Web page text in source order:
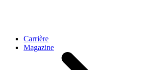
Carrière
Magazine